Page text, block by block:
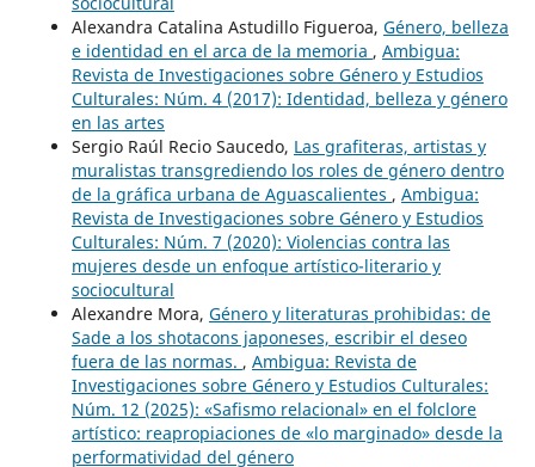
Alexandra Catalina Astudillo Figueroa, Género, belleza
e identidad en el arca de la memoria , Ambigua:
Revista de Investigaciones sobre Género y Estudios
Culturales: Núm. 4 (2017): Identidad, belleza y género
en las artes
Sergio Raúl Recio Saucedo, Las grafiteras, artistas y
muralistas transgrediendo los roles de género dentro
de la gráfica urbana de Aguascalientes , Ambigua:
Revista de Investigaciones sobre Género y Estudios
Culturales: Núm. 7 (2020): Violencias contra las
mujeres desde un enfoque artístico-literario y
sociocultural
Alexandre Mora, Género y literaturas prohibidas: de
Sade a los shotacons japoneses, escribir el deseo
fuera de las normas. , Ambigua: Revista de
Investigaciones sobre Género y Estudios Culturales:
Núm. 12 (2025): «Safismo relacional» en el folclore
artístico: reapropiaciones de «lo marginado» desde la
performatividad del género